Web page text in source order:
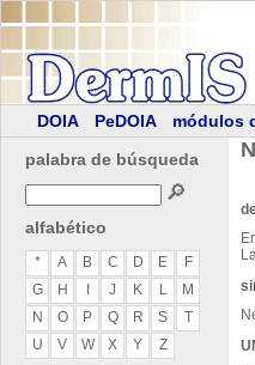
DOIA PeDOIA módulos
palabra de búsqueda
🔎
alfabético
* A B C D E
F
G
H J K L
M
N
O P Q R S
T
U
V W X Y Z